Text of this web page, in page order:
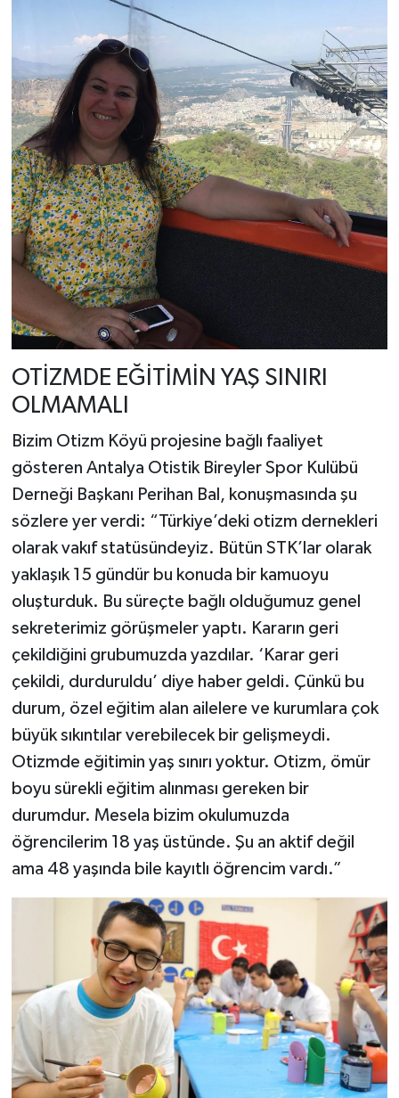
OTİZMDE EĞİTİMİN YAŞ SINIRI
OLMAMALI
Bizim Otizm Köyü projesine bağlı faaliyet
gösteren Antalya Otistik Bireyler Spor Kulübü
Derneği Başkanı Perihan Bal, konuşmasında şu
sözlere yer verdi: “Türkiye’deki otizm dernekleri
olarak vakıf statüsündeyiz. Bütün STK’lar olarak
yaklaşık 15 gündür bu konuda bir kamuoyu
oluşturduk. Bu süreçte bağlı olduğumuz genel
sekreterimiz görüşmeler yaptı. Kararın geri
çekildiğini grubumuzda yazdılar. ‘Karar geri
çekildi, durduruldu’ diye haber geldi. Çünkü bu
durum, özel eğitim alan ailelere ve kurumlara çok
büyük sıkıntılar verebilecek bir gelişmeydi.
Otizmde eğitimin yaş sınırı yoktur. Otizm, ömür
boyu sürekli eğitim alınması gereken bir
durumdur. Mesela bizim okulumuzda
öğrencilerim 18 yaş üstünde. Şu an aktif değil
ama 48 yaşında bile kayıtlı öğrencim vardı.”